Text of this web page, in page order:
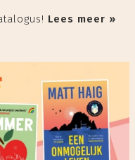
Lees meer »